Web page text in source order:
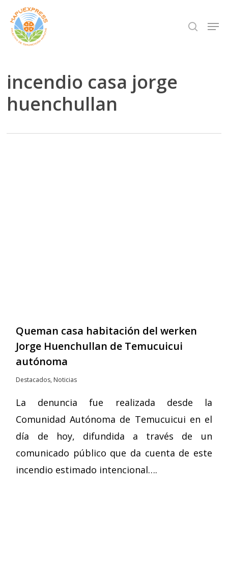
Skip
main
search
incendio casa jorge
huenchullan
Queman casa habitación del werken
Jorge Huenchullan de Temucuicui
autónoma
Destacados, Noticias
La denuncia fue realizada desde la
Comunidad Autónoma de Temucuicui en el
día de hoy, difundida a través de un
comunicado público que da cuenta de este
incendio estimado intencional….
Close